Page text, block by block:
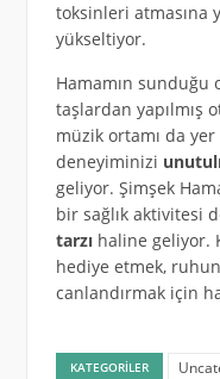
toksinleri atmasına
yükseltiyor.
Hamamın sunduğu
taşlardan yapılmış
müzik ortamı da
deneyiminizi
geliyor. Şimşek
bir sağlık aktivitesi
tarzıhaline geliyor.
hediye etmek,
canlandırmak için
KATEGORILER